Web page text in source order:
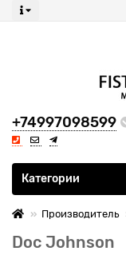
+74997098599
Все категории
Категории
Производитель
Doc Johnson